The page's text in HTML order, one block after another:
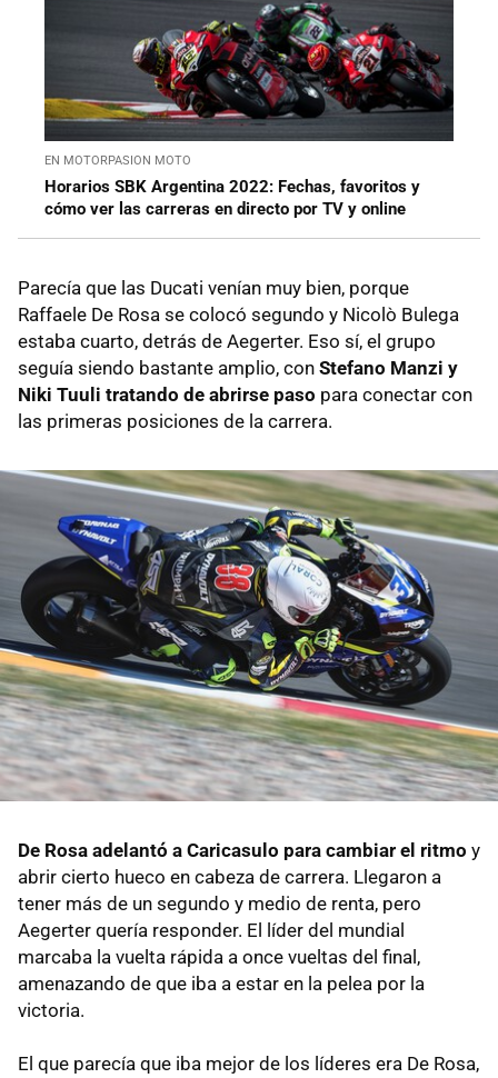
EN MOTORPASION MOTO
Horarios SBK Argentina 2022: Fechas, favoritos y
cómo ver las carreras en directo por TV y online
Parecía que las Ducati venían muy bien, porque
Raffaele De Rosa se colocó segundo y Nicolò Bulega
estaba cuarto, detrás de Aegerter. Eso sí, el grupo
seguía siendo bastante amplio, con Stefano Manzi y
Niki Tuuli tratando de abrirse paso para conectar con
las primeras posiciones de la carrera.
De Rosa adelantó a Caricasulo para cambiar el ritmo y
abrir cierto hueco en cabeza de carrera. Llegaron a
tener más de un segundo y medio de renta, pero
Aegerter quería responder. El líder del mundial
marcaba la vuelta rápida a once vueltas del final,
amenazando de que iba a estar en la pelea por la
victoria.
El que parecía que iba mejor de los líderes era De Rosa,